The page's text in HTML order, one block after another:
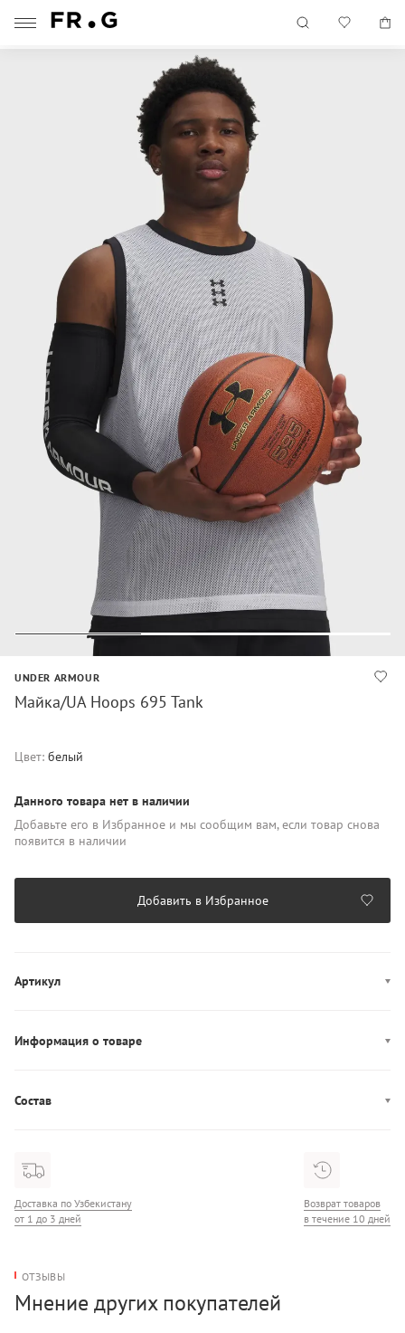
UNDER ARMOUR
Майка/UA Hoops 695 Tank
Цвет: белый
Данного товара нет в наличии
Добавьте его в Избранное и мы сообщим вам, если товар снова
появится в наличии
Добавить в Избранное
Артикул
Информация о товаре
Производство: Камбоджа
Состав
Доставка по Узбекистану
от 1 до 3 дней
Возврат товаров
в течение 10 дней
ОТЗЫВЫ
Мнение других покупателей